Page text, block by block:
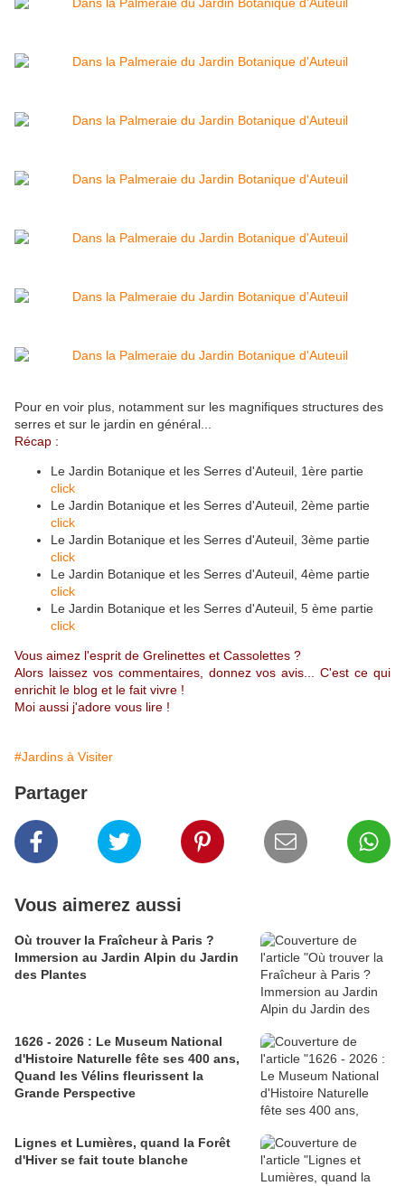
Pour en voir plus, notamment sur les magnifiques structures des
serres et sur le jardin en général...
Récap :
Le Jardin Botanique et les Serres d'Auteuil, 1ère partie
click
Le Jardin Botanique et les Serres d'Auteuil, 2ème partie
click
Le Jardin Botanique et les Serres d'Auteuil, 3ème partie
click
Le Jardin Botanique et les Serres d'Auteuil, 4ème partie
click
Le Jardin Botanique et les Serres d'Auteuil, 5 ème partie
click
Vous aimez l'esprit de Grelinettes et Cassolettes ?
Alors laissez vos commentaires, donnez vos avis... C'est ce qui
enrichit le blog et le fait vivre !
Moi aussi j'adore vous lire !
#Jardins à Visiter
Partager
Vous aimerez aussi
Où trouver la Fraîcheur à Paris ?
Immersion au Jardin Alpin du Jardin
des Plantes
1626 - 2026 : Le Museum National
d'Histoire Naturelle fête ses 400 ans,
Quand les Vélins fleurissent la
Grande Perspective
Lignes et Lumières, quand la Forêt
d'Hiver se fait toute blanche